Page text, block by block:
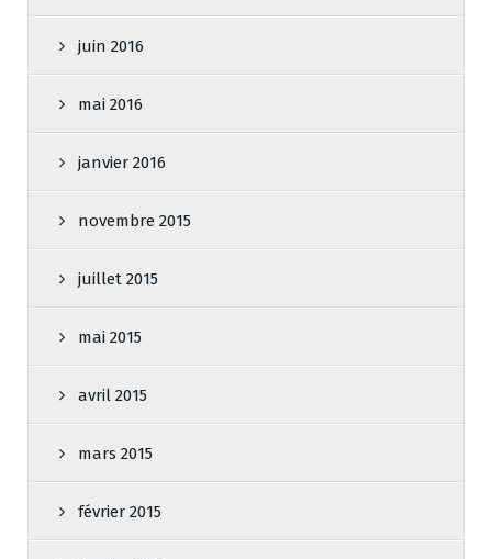
juin 2016
mai 2016
janvier 2016
novembre 2015
juillet 2015
mai 2015
avril 2015
mars 2015
février 2015